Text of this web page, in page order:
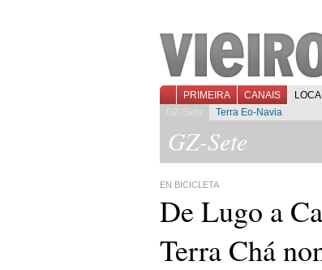
PRIMEIRA CANAIS
GZ-Sete
Terra Eo-Navia
GZ-Sete
EN BICICLETA
De Lugo a
Terra Chá